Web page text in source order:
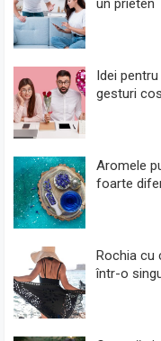
un prieten
Idei
gesturi
Aromele
foarte
Rochia cu
într-o